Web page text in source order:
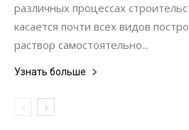
различных процессах
касается почти всех видов
раствор самостоятельно...
Узнать больше